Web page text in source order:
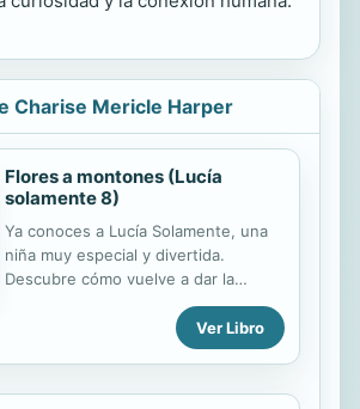
Charise Mericle Harper
Flores a montones (Lucía
solamente 8)
Ya conoces a Lucía Solamente, una
niña muy especial y divertida.
Descubre cómo vuelve a dar la
campanada en esta nueva aventura
en la que no faltarán flores y nervios,
pero tampoco ¡gatos y perros! ¡Qué
Augustine Dupré, se va a casar. ¡Y
Ver Libro